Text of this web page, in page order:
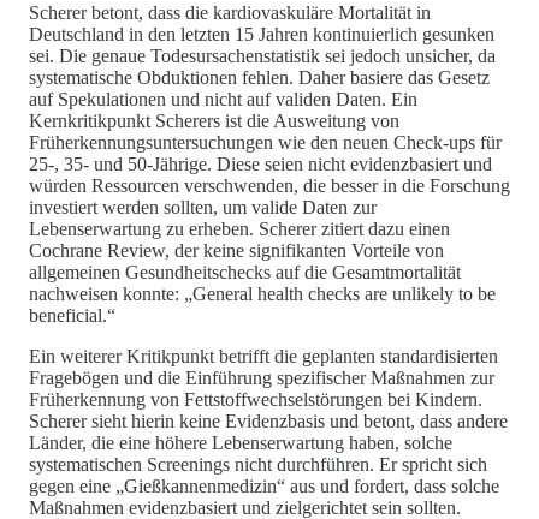
Scherer betont, dass die kardiovaskuläre Mortalität in
Deutschland in den letzten 15 Jahren kontinuierlich gesunken
sei. Die genaue Todesursachenstatistik sei jedoch unsicher, da
systematische Obduktionen fehlen. Daher basiere das Gesetz
auf Spekulationen und nicht auf validen Daten. Ein
Kernkritikpunkt Scherers ist die Ausweitung von
Früherkennungsuntersuchungen wie den neuen Check-ups für
25-, 35- und 50-Jährige. Diese seien nicht evidenzbasiert und
würden Ressourcen verschwenden, die besser in die Forschung
investiert werden sollten, um valide Daten zur
Lebenserwartung zu erheben. Scherer zitiert dazu einen
Cochrane Review, der keine signifikanten Vorteile von
allgemeinen Gesundheitschecks auf die Gesamtmortalität
nachweisen konnte: „General health checks are unlikely to be
beneficial.“
Ein weiterer Kritikpunkt betrifft die geplanten standardisierten
Fragebögen und die Einführung spezifischer Maßnahmen zur
Früherkennung von Fettstoffwechselstörungen bei Kindern.
Scherer sieht hierin keine Evidenzbasis und betont, dass andere
Länder, die eine höhere Lebenserwartung haben, solche
systematischen Screenings nicht durchführen. Er spricht sich
gegen eine „Gießkannenmedizin“ aus und fordert, dass solche
Maßnahmen evidenzbasiert und zielgerichtet sein sollten.